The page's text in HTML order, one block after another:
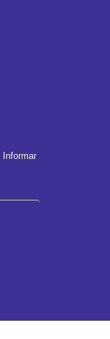
şi Comunicare